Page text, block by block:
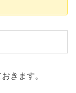
きます。